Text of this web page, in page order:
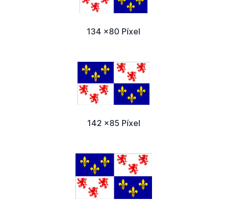
134 x80 Píxel
142 x85 Píxel